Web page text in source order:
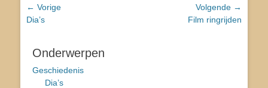
Bericht
navigatie
← Vorige
Vorig
Dia’s
Volgende →
Film ringrijden
Onderwerpen
Geschiedenis
Dia’s